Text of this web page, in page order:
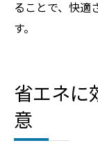
ることで、快適
す。
省エネに
意